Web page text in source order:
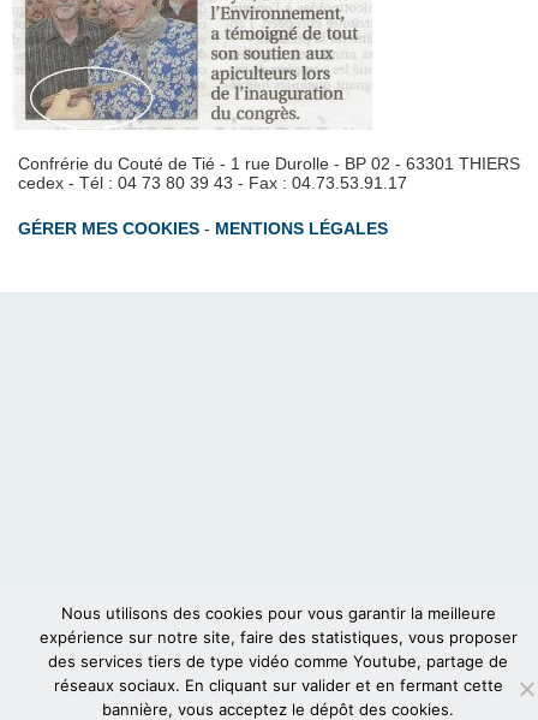
Confrérie du Couté de Tié - 1 rue Durolle - BP 02 - 63301 THIERS
cedex - Tél : 04 73 80 39 43 - Fax : 04.73.53.91.17
GÉRER MES COOKIES - MENTIONS LÉGALES
Nous utilisons des cookies pour vous garantir la meilleure
expérience sur notre site, faire des statistiques, vous proposer
des services tiers de type vidéo comme Youtube, partage de
réseaux sociaux. En cliquant sur valider et en fermant cette
bannière, vous acceptez le dépôt des cookies.